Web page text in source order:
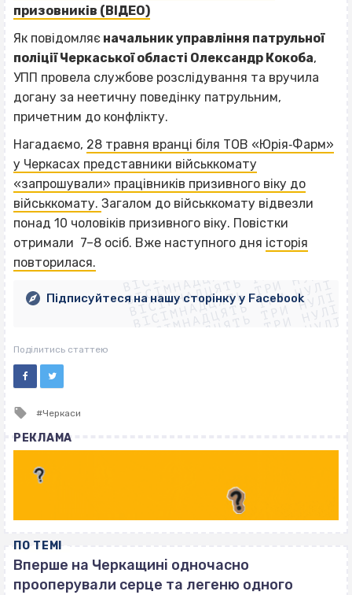
призовників (ВІДЕО)
Як повідомляє начальник управління патрульної
поліції Черкаської області Олександр Кокоба,
УПП провела службове розслідування та вручила
догану за неетичну поведінку патрульним,
причетним до конфлікту.
Нагадаємо, 28 травня вранці біля ТОВ «Юрія‐Фарм»
у Черкасах представники військкомату
«запрошували» працівників призивного віку до
військкомату. Загалом до військкомату відвезли
понад 10 чоловіків призивного віку. Повістки
отримали 7–8 осіб. Вже наступного дня історія
повторилася.
ВІСІМНАДЦЯТЬ ТРИ НУЛІ
ВІСІМНАДЦЯТЬ ТРИ НУЛІ
ВІСІМНАДЦЯТЬ ТРИ НУЛІ
ВІСІМНАДЦЯТЬ ТРИ НУЛІ
ВІСІМНАДЦЯТЬ ТРИ НУЛІ
ВІСІМНАДЦЯТЬ ТРИ НУЛІ
ВІСІМНАДЦЯТЬ ТРИ НУЛІ
ВІСІМНАДЦЯТЬ ТРИ НУЛІ
Підписуйтеся на нашу сторінку у Facebook
Поділитись статтею
Tagged
Черкаси
РЕКЛАМА
ПО ТЕМІ
Вперше на Черкащині одночасно
прооперували серце та легеню одного